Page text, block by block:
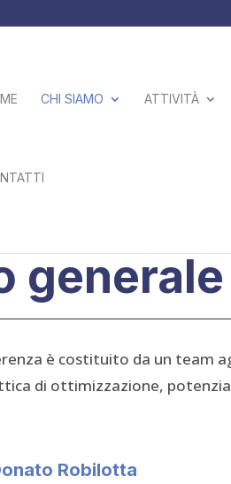
CHI SIAMO ATTIVITÀ
generale
è costituito da un team
di ottimizzazione,
Robilotta